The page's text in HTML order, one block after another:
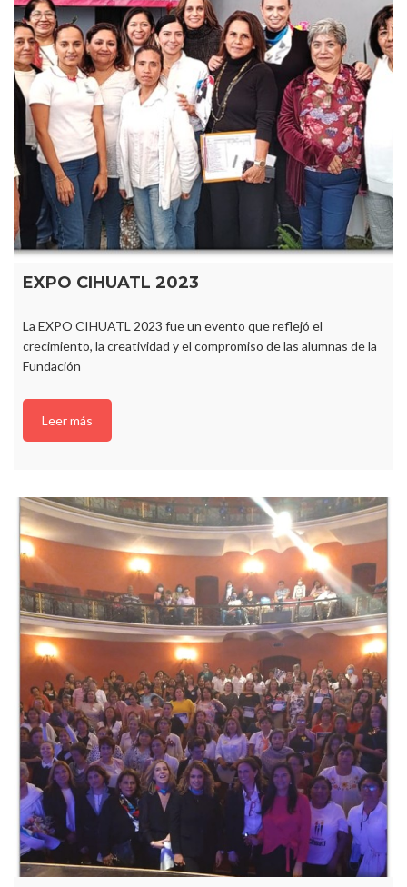
EXPO CIHUATL 2023
La EXPO CIHUATL 2023 fue un evento que reflejó el
crecimiento, la creatividad y el compromiso de las alumnas de la
Fundación
Leer más